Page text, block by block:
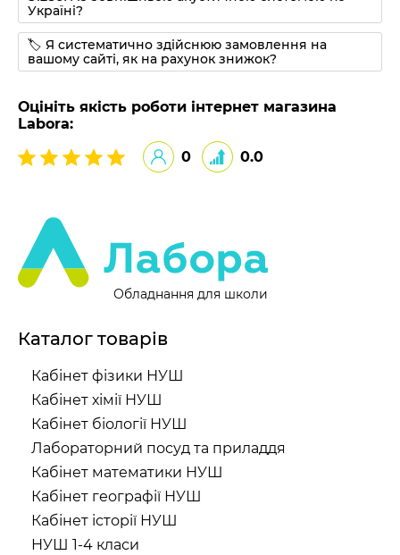
Україні?
🏷 Я систематично здійснюю замовлення на
вашому сайті, як на рахунок знижок?
Оцініть якість роботи інтернет магазина
Labora:
0
0.0
Обладнання для школи
Каталог товарів
Кабінет фізики НУШ
Кабінет хімії НУШ
Кабінет біології НУШ
Лабораторний посуд та приладдя
Кабінет математики НУШ
Кабінет географії НУШ
Кабінет історії НУШ
НУШ 1-4 класи